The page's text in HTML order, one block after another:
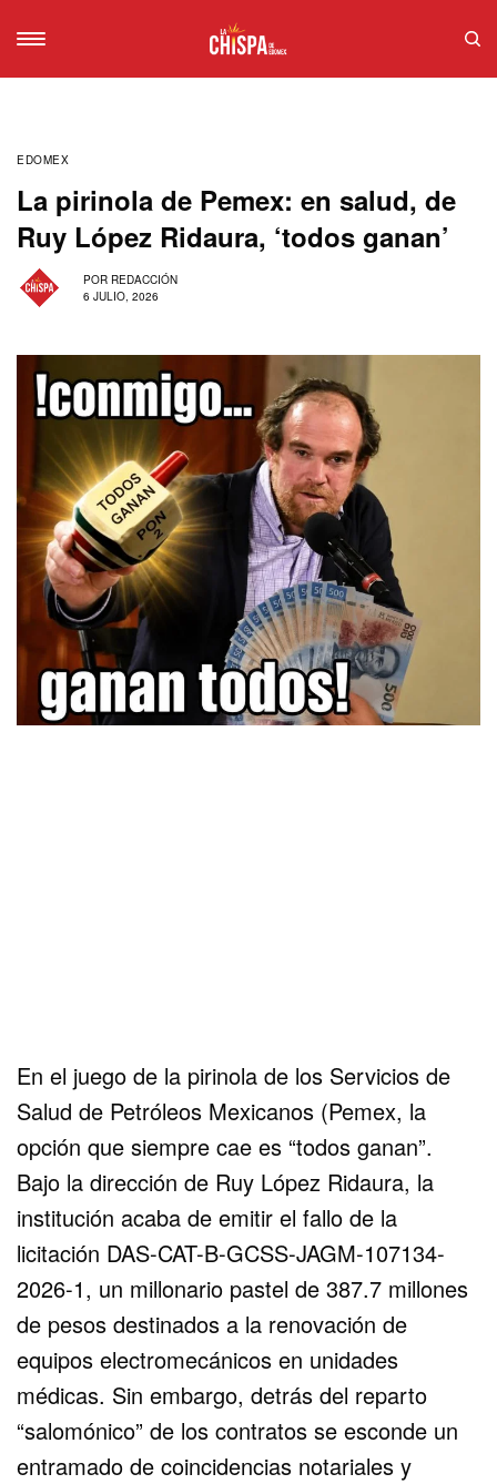
EDOMEX
La pirinola de Pemex: en salud, de
Ruy López Ridaura, ‘todos ganan’
POR REDACCIÓN
6 JULIO, 2026
En el juego de la pirinola de los Servicios de
Salud de Petróleos Mexicanos (Pemex, la
opción que siempre cae es “todos ganan”.
Bajo la dirección de Ruy López Ridaura, la
institución acaba de emitir el fallo de la
licitación DAS-CAT-B-GCSS-JAGM-107134-
2026-1, un millonario pastel de 387.7 millones
de pesos destinados a la renovación de
equipos electromecánicos en unidades
médicas. Sin embargo, detrás del reparto
“salomónico” de los contratos se esconde un
entramado de coincidencias notariales y